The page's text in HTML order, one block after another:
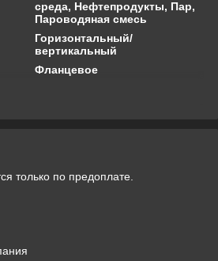
среда, Нефтепродукты, Пар,
Пароводяная смесь
Горизонтальный/
вертикальный
Фланцевое
только по предоплате.